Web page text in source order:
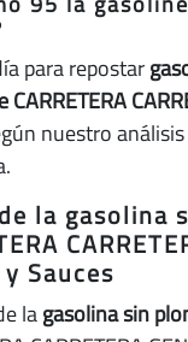
para repostar
CARRETERA
nuestro
la gasolina
Sauces
lagasolina sin